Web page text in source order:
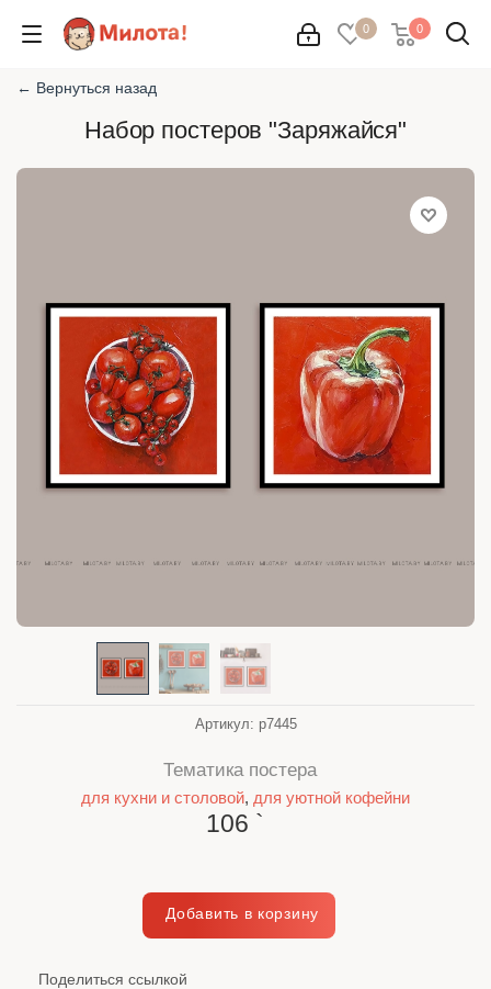
0 0
← Вернуться назад
Набор постеров "Заряжайся"
Артикул: p7445
Тематика постера
для кухни и столовой, для уютной кофейни
106 `
Поделиться ссылкой